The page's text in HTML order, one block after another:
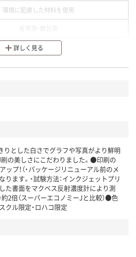
環境に配慮した材料を使用
別・リサイクルしやすい設計
アスクルで資源循環している
温室効果ガスなどの削減
トです。下記商品詳細「
細／加点項目
」で確認できます。
詳しく見る
とした白さでグラフや写真がより鮮明
の美しさにこだわりました。●印刷の
プ！（・パッケージリニューアル前のメ
ます。・試験方法：インクジェットプリ
た書面をマクベス反射濃度計により測
約2倍（スーパーエコノミーJと比較）●色
クル限定・ロハコ限定